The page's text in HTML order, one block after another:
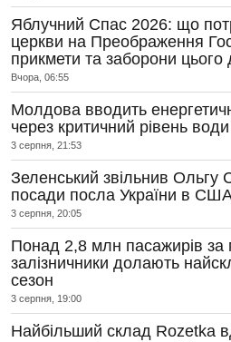
Яблучний Спас 2026: що
церкви на Преображення
прикмети та заборони цього
Вчора, 06:55
Молдова вводить
через критичний рівень води
3 серпня, 21:53
Зеленський звільнив Ольгу
посади посла України в
3 серпня, 20:05
Понад 2,8 млн пасажирів за
залізничники долають
сезон
3 серпня, 19:00
Найбільший склад Rozetka